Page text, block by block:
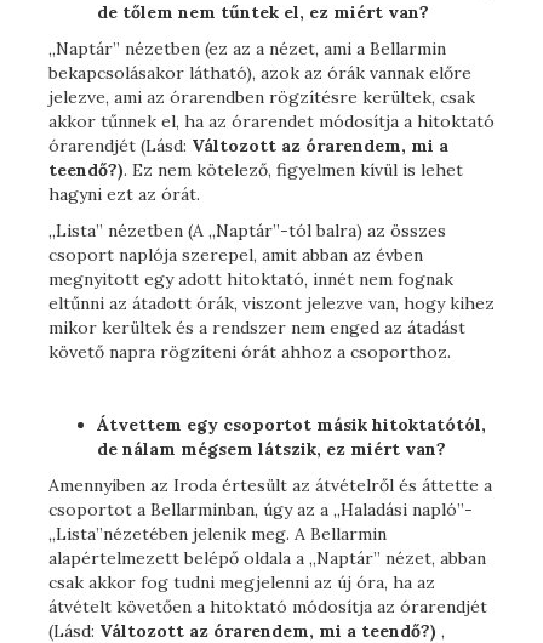
de tőlem nem tűntek el, ez miért van?
„Naptár” nézetben (ez az a nézet, ami a Bellarmin
bekapcsolásakor látható), azok az órák vannak előre
jelezve, ami az órarendben rögzítésre kerültek, csak
akkor tűnnek el, ha az órarendet módosítja a hitoktató
órarendjét (Lásd: Változott az órarendem, mi a
teendő?). Ez nem kötelező, figyelmen kívül is lehet
hagyni ezt az órát.
„Lista” nézetben (A „Naptár”-tól balra) az összes
csoport naplója szerepel, amit abban az évben
megnyitott egy adott hitoktató, innét nem fognak
eltűnni az átadott órák, viszont jelezve van, hogy kihez
mikor kerültek és a rendszer nem enged az átadást
követő napra rögzíteni órát ahhoz a csoporthoz.
Átvettem egy csoportot másik hitoktatótól,
de nálam mégsem látszik, ez miért van?
Amennyiben az Iroda értesült az átvételről és áttette a
csoportot a Bellarminban, úgy az a „Haladási napló”-
„Lista”nézetében jelenik meg. A Bellarmin
alapértelmezett belépő oldala a „Naptár” nézet, abban
csak akkor fog tudni megjelenni az új óra, ha az
átvételt követően a hitoktató módosítja az órarendjét
(Lásd: Változott az órarendem, mi a teendő?) ,